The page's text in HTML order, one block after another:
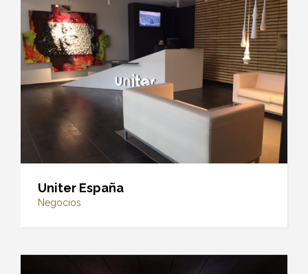
Uniter España
Negocios